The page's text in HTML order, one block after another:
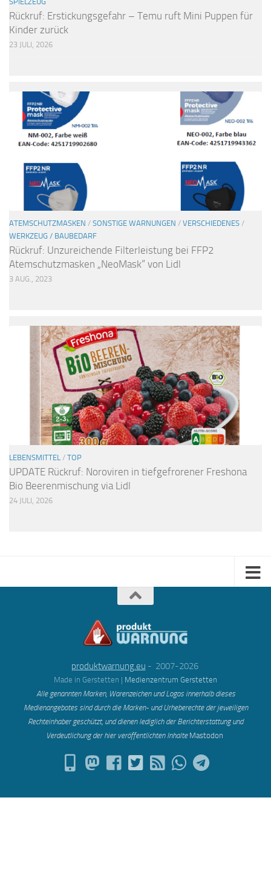
Rückruf: Erstickungsgefahr – Temu ruft Mini Puppen für
Kinder zurück
23 JULI, 2026
ATEMSCHUTZMASKEN / SONSTIGE WARNUNGEN / VERSCHIEDENES /
WERKZEUG / BAUBEDARF
Rückruf: Unzureichende Filterleistung bei FFP2
Atemschutzmasken „NeoMask“ von Lidl
3 AUG., 2023
LEBENSMITTEL / TOP
UPDATE Rückruf: Noroviren in tiefgefrorener Freshona
Bio Beerenmischung via Lidl
24 JULI, 2026
produktwarnung.eu - 2007-2026
Made in Gerstetten | Medienzentrum Gerstetten
Alle genannten Marken, Warenzeichen und Logos innerhalb dieses
Medienangebotes sind durch die Marken- und Urheberechte der jeweiligen
Rechteinhaber geschützt, und dienen lediglich der Berichterstattung und
Verdeutlichung der hier veröffentlichten Inhalte Mastodon